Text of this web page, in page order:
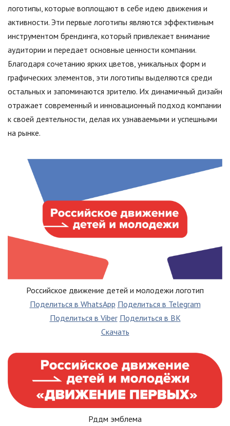
логотипы, которые воплощают в себе идею движения и
активности. Эти первые логотипы являются эффективным
инструментом брендинга, который привлекает внимание
аудитории и передает основные ценности компании.
Благодаря сочетанию ярких цветов, уникальных форм и
графических элементов, эти логотипы выделяются среди
остальных и запоминаются зрителю. Их динамичный дизайн
отражает современный и инновационный подход компании
к своей деятельности, делая их узнаваемыми и успешными
на рынке.
Российское движение детей и молодежи логотип
Поделиться в WhatsApp Поделиться в Telegram
Поделиться в Viber Поделиться в ВК
Скачать
Рддм эмблема